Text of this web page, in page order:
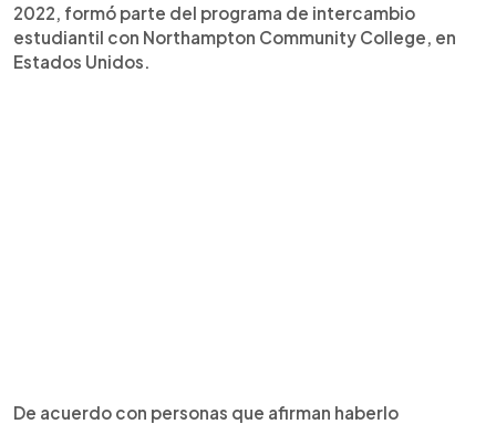
2022, formó parte del programa de intercambio
estudiantil con Northampton Community College, en
Estados Unidos.
De acuerdo con personas que afirman haberlo